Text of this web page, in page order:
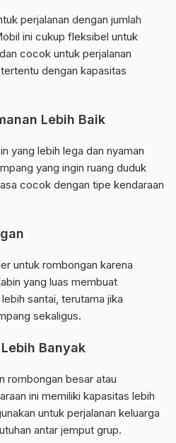
perjalanan dengan jumlah
ini cukup fleksibel untuk
cocok untuk perjalanan
dengan kapasitas
Lebih Baik
yang lebih lega dan nyaman
yang ingin ruang duduk
cocok dengan tipe kendaraan
untuk rombongan karena
yang luas membuat
santai, terutama jika
sekaligus.
Banyak
rombongan besar atau
ini memiliki kapasitas lebih
untuk perjalanan keluarga
antar jemput grup.